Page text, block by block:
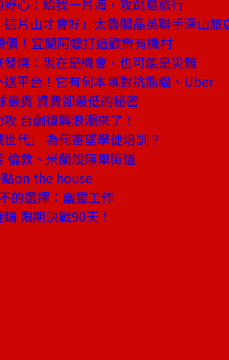
心：給我一片海，攻跳島旅行
這片山才會好」太魯閣晶英聯手深山旅
價！宜蘭阿嬤打造歡樂有機村
燒：現在是機會，也可能是災難
平台！它有何本事對抗熊貓、Uber
最貴 資費卻最低的秘密
台劇復興浪潮來了！
代」 為何寄望學徒培訓？
倫敦、米蘭設無車街道
on the house
的選擇：幽靈工作
限期決戰90天！